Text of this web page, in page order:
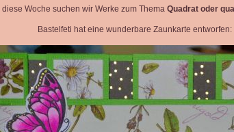
diese Woche suchen wir Werke zum Thema Quadrat oder
Bastelfeti hat eine wunderbare Zaunkarte entworfen: